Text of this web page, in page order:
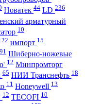
Новатек 44 LD 236
арматурный
10
импорт 15
91 Шиберно-ножевые
12 Минпромторг
65 НИИ Транснефть 18
11 Honeywell 13
12 TECOFI 10